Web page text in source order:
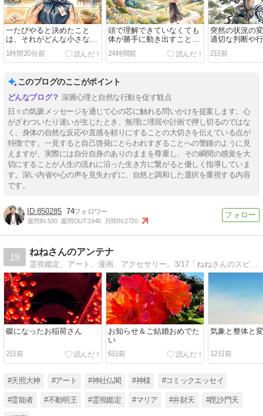
一たびやると決めたこと
は、それがどんな小さなこ
とであっても全力で取り組
むことが大切だ
1時間20分前
頭で理解できていなくても
体が勝手に動き出すことに
気付いたなら、いつまでも
立ち止まっていないで黙っ
て流れのまま進んで行って
24時間前
突然の状況の
適切な判断や
いのなら、と
く身を引くこ
命的な傷を負
2日前
このブログのここがポイント
深層心理と自然な行動を促す観点
日々の気脈メッセージを通じて心の芯に触れる問いかけを提案します。心
がざわついたり迷いが生じたとき、無理に理屈や計画で押し切るのではな
く、身体の自然な反応や直感を頼りにすることの大切さを伝えている点が
特徴です。一見すると自己啓発にとらわれすぎることへの警鐘のように見
えますが、実際には自分自身のありのままを尊重し、その瞬間の感覚を大
切にすることが人生の流れに沿った生き方に繋がると優しく指導していま
す。深い内省や心の声を見失わずに、自然と調和した選択を重視する内容
です。
850285 74
週間IN:530 週間OUT:1940 月間IN:2720
19
ねねさんのアンテナ
霊視鑑定、アート、漫画、アクセサリー。3/17「ねねさんのスピ生活3」発売予定。
磔になったお稲荷さん
2日前
お知らせ＆ご結婚おめでた
い
6日前
気象と整体と
12日前
#天照大神 #アート #神社仏閣 #神様 #コミックエッセイ
#霊能者 #不動明王 #霊視鑑定 #マリア #弁財天 #毘沙門天